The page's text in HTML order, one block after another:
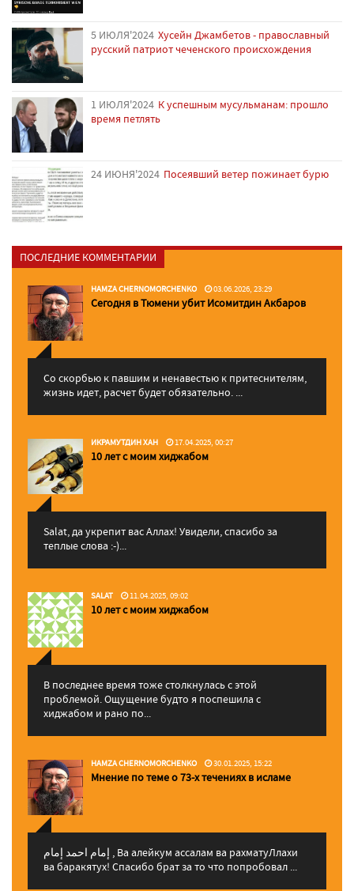
5 ИЮЛЯ'2024 Хусейн Джамбетов - православный
русский патриот чеченского происхождения
1 ИЮЛЯ'2024 К успешным мусульманам: прошло
время петлять
24 ИЮНЯ'2024 Посеявший ветер пожинает бурю
ПОСЛЕДНИЕ КОММЕНТАРИИ
HAMZA CHERNOMORCHENKO 03.06.2026, 23:29
Сегодня в Тюмени убит Исомитдин Акбаров
Со скорбью к павшим и ненавестью к притеснителям,
жизнь идет, расчет будет обязательно. ...
ИКРАМУТДИН ХАН 17.04.2025, 00:27
10 лет с моим хиджабом
Salat, да укрепит вас Аллаx! Увидели, спасибо за
теплые слова :-)...
SALAT 11.04.2025, 09:02
10 лет с моим хиджабом
В последнее время тоже столкнулась с этой
проблемой. Ощущение будто я поспешила с
хиджабом и рано по...
HAMZA CHERNOMORCHENKO 30.01.2025, 15:22
Мнение по теме о 73-х течениях в исламе
إمام احمد إمام , Ва алейкум ассалам ва рахматуЛлахи
ва баракятух! Спасибо брат за то что попробовал ...